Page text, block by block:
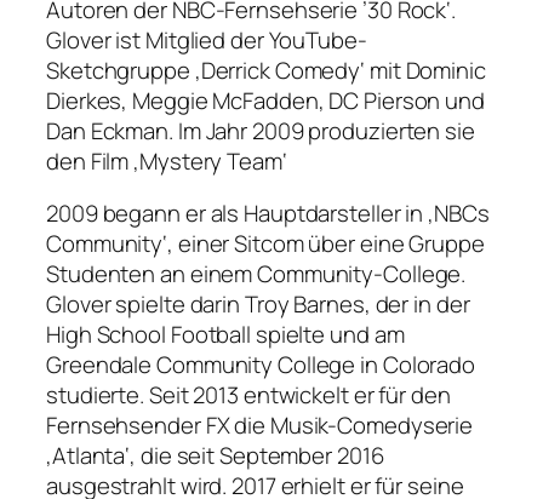
Autoren der NBC-Fernsehserie ’30 Rock‘.
Glover ist Mitglied der YouTube-
Sketchgruppe ‚Derrick Comedy‘ mit Dominic
Dierkes, Meggie McFadden, DC Pierson und
Dan Eckman. Im Jahr 2009 produzierten sie
den Film ‚Mystery Team‘
2009 begann er als Hauptdarsteller in ‚NBCs
Community‘, einer Sitcom über eine Gruppe
Studenten an einem Community-College.
Glover spielte darin Troy Barnes, der in der
High School Football spielte und am
Greendale Community College in Colorado
studierte. Seit 2013 entwickelt er für den
Fernsehsender FX die Musik-Comedyserie
‚Atlanta‘, die seit September 2016
ausgestrahlt wird. 2017 erhielt er für seine